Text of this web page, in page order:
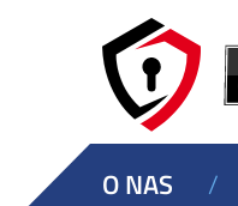
O NAS /